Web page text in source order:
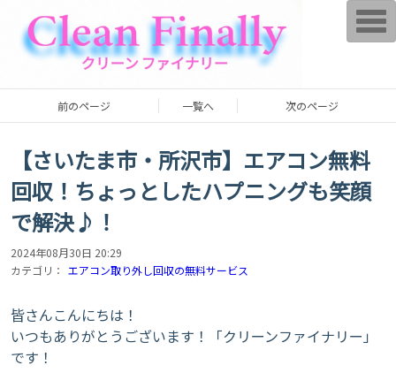
前のページ 一覧へ 次のページ
​【さいたま市・所沢市】エアコン無料
回収！ちょっとしたハプニングも笑顔
で解決♪！
2024年08月30日 20:29
カテゴリ： エアコン取り外し回収の無料サービス
皆さんこんにちは！
いつもありがとうございます！「クリーンファイナリー」
です！
T
o
g
v
i
o